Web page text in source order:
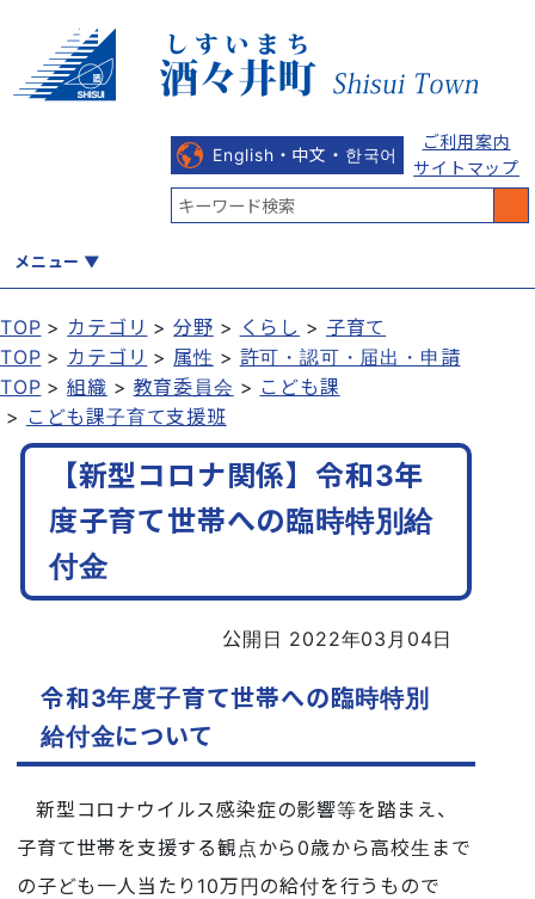
English・中文・한국어
ご利用案内
サイトマップ
メニュー
くらし 健康・福祉 教育・文化 観光・魅力 産業・しごと
行政 まちづくり
TOP カテゴリ 分野 くらし
子育て
TOP
カテゴリ 属性
許可・認可・届出・申請
TOP
組織 教育委員会
こども課
こども課子育て支援班
【新型コロナ関係】令和3年
度子育て世帯への臨時特別給
付金
公開日 2022年03月04日
令和3年度子育て世帯への臨時特別
給付金について
新型コロナウイルス感染症の影響等を踏まえ、
子育て世帯を支援する観点から0歳から高校生まで
の子ども一人当たり10万円の給付を行うもので